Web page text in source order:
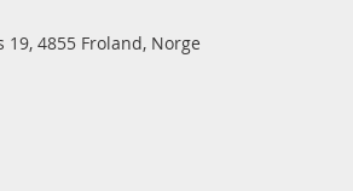
19, 4855 Froland, Norge